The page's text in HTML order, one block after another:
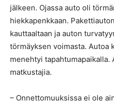
jälkeen. Ojassa auto oli
hiekkapenkkaan.
kauttaaltaan ja auton
törmäyksen voimasta. Autoa
menehtyi tapahtumapaikalla.
matkustajia.
– Onnettomuuksissa ei ole